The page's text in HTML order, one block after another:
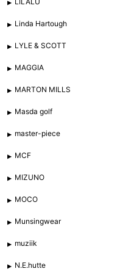
Linda Hartough
LYLE & SCOTT
MAGGIA
MARTON MILLS
Masda golf
master-piece
MCF
MIZUNO
MOCO
Munsingwear
muziik
N.E.hutte